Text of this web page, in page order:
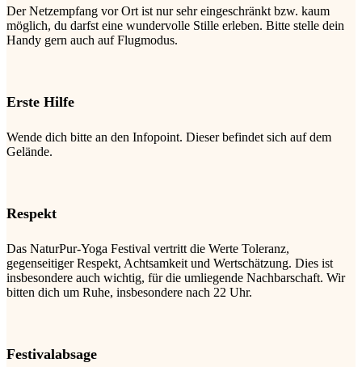
Der Netzempfang vor Ort ist nur sehr eingeschränkt bzw. kaum
möglich, du darfst eine wundervolle Stille erleben. Bitte stelle dein
Handy gern auch auf Flugmodus.
Erste Hilfe
Wende dich bitte an den Infopoint. Dieser befindet sich auf dem
Gelände.
Respekt
Das NaturPur-Yoga Festival vertritt die Werte Toleranz,
gegenseitiger Respekt, Achtsamkeit und Wertschätzung. Dies ist
insbesondere auch wichtig, für die umliegende Nachbarschaft. Wir
bitten dich um Ruhe, insbesondere nach 22 Uhr.
Festivalabsage